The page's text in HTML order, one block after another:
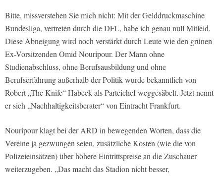
Bitte, missverstehen Sie mich nicht: Mit der Gelddruckmaschine
Bundesliga, vertreten durch die DFL, habe ich genau null Mitleid.
Diese Abneigung wird noch verstärkt durch Leute wie den grünen
Ex-Vorsitzenden Omid Nouripour. Der Mann ohne
Studienabschluss, ohne Berufsausbildung und ohne
Berufserfahrung außerhalb der Politik wurde bekanntlich von
Robert „The Knife“ Habeck als Parteichef weggesäbelt. Jetzt nennt
er sich „Nachhaltigkeitsberater“ von Eintracht Frankfurt.
Nouripour klagt bei der ARD in bewegenden Worten, dass die
Vereine ja gezwungen seien, zusätzliche Kosten (wie die von
Polizeieinsätzen) über höhere Eintrittspreise an die Zuschauer
weiterzugeben. „Das macht das Stadion nicht besser,